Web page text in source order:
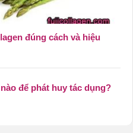
đúng cách và hiệu
để phát huy tác dụng?